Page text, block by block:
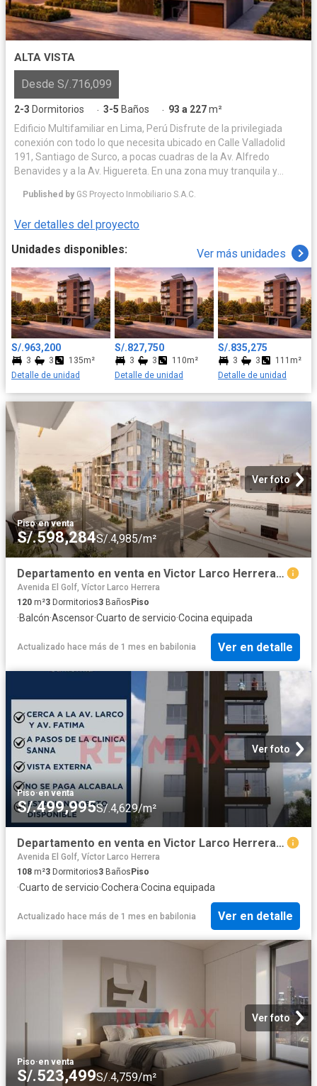
ALTA VISTA
Desde S/.716,099
2-3 Dormitorios · 3-5 Baños · 93 a 227m²
Edificio Multifamiliar en Lima, Perú Disfrute de la privilegiada
conexión con todo lo que necesita ubicado en Calle Valladolid
191, Santiago de Surco, a pocas cuadras de la Av. Alfredo
Benavides y a la Av. Higuereta. En una zona muy tranquila y
tranquilidad con la conveniencia. Imagine vivir donde los parques,
una extensión natural de su día a día. Esta es la ubicación
perfecta para construir los recuerdos más valiosos de su familia,
con la ciudad a sus pies y la comodidad de siempre tenerlo todo
cerca.
Published by GS Proyecto Inmobiliario S.A.C.
Ver detalles del proyecto
Unidades disponibles:
Ver más unidades
S/.963,200
3 3
135m²
Detalle de unidad
S/.827,750
3 3
110m²
Detalle de unidad
S/.835,275
3 3
111m²
Detalle de unidad
Ver foto
Piso·en venta
S/.598,284S/.4,985/m²
Departamento en venta en Victor Larco Herrera a S/577,920
Avenida El Golf, Víctor Larco Herrera
120 m²3 Dormitorios3 Baños Piso
·Balcón·Ascensor·Cuarto de servicio·Cocina equipada
Actualizado hace más de 1 mes en babilonia Ver en detalle
Ver foto
Piso·en venta
S/.499,995S/.4,629/m²
Departamento en venta en Victor Larco Herrera a S/470,340
Avenida El Golf, Víctor Larco Herrera
108 m²3 Dormitorios3 BañosPiso
·Cuarto de servicio·Cochera·Cocina equipada
Actualizado hace más de 1 mes en babilonia Ver en detalle
Ver foto
Piso·en venta
S/.523,499S/.4,759/m²